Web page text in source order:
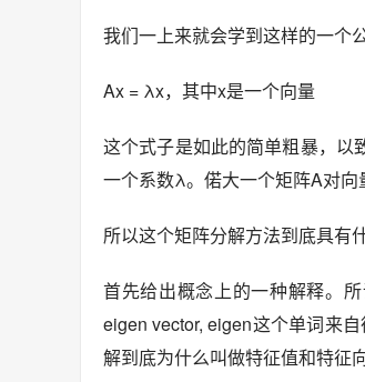
我们一上来就会学到这样的一个公
Ax = λx，其中x是一个向量
这个式子是如此的简单粗暴，以
一个系数λ。偌大一个矩阵A对向
所以这个矩阵分解方法到底具有
首先给出概念上的一种解释。
eigen vector, eigen这个单词来
解到底为什么叫做特征值和特征